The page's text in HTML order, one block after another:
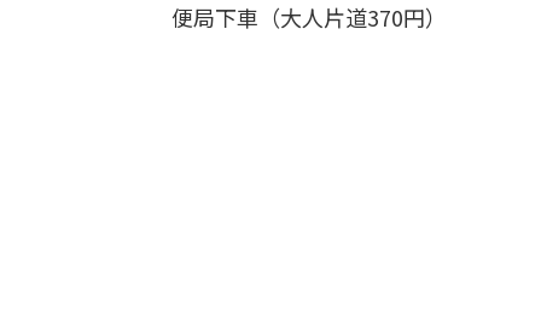
便局下車（大人片道370円）